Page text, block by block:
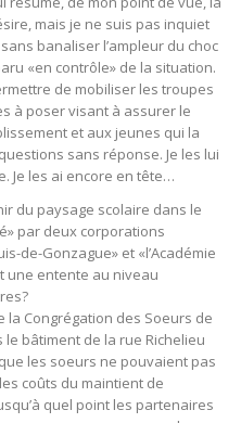
mais je ne suis pas inquiet
banaliser l’ampleur du choc
«en contrôle» de la situation.
de mobiliser les troupes
à poser visant à assurer le
et aux jeunes qui la
sans réponse. Je les lui
Je les ai encore en tête…
du paysage scolaire dans le
par deux corporations
de-Gonzague» et «l’Académie
une entente au niveau
Congrégation des Soeurs de
bâtiment de la rue Richelieu
les soeurs ne pouvaient pas
coûts du maintient de
quel point les partenaires